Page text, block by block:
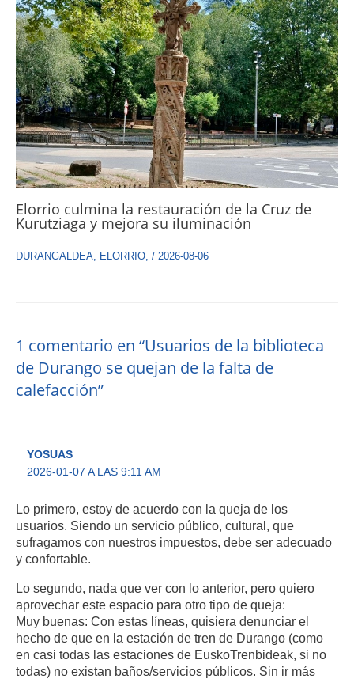
Elorrio culmina la restauración de la Cruz de
Kurutziaga y mejora su iluminación
DURANGALDEA, ELORRIO, / 2026-08-06
1 comentario en “Usuarios de la biblioteca
de Durango se quejan de la falta de
calefacción”
YOSUAS
2026-01-07 A LAS 9:11 AM
Lo primero, estoy de acuerdo con la queja de los
usuarios. Siendo un servicio público, cultural, que
sufragamos con nuestros impuestos, debe ser adecuado
y confortable.
Lo segundo, nada que ver con lo anterior, pero quiero
aprovechar este espacio para otro tipo de queja:
Muy buenas: Con estas líneas, quisiera denunciar el
hecho de que en la estación de tren de Durango (como
en casi todas las estaciones de EuskoTrenbideak, si no
todas) no existan baños/servicios públicos. Sin ir más